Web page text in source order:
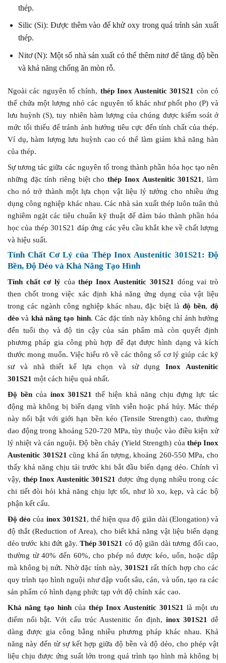
thép.
Silic (Si): Được thêm vào để khử oxy trong quá trình sản xuất
thép.
Nitơ (N): Một số nhà sản xuất có thể thêm nitơ để tăng độ bền
và khả năng chống ăn mòn rỗ.
Ngoài các nguyên tố chính, thép Inox Austenitic 301S21 còn có
thể chứa một lượng nhỏ các nguyên tố khác như phốt pho (P) và
lưu huỳnh (S), tuy nhiên hàm lượng của chúng được kiểm soát ở
mức tối thiểu để tránh ảnh hưởng tiêu cực đến tính chất của thép.
Ví dụ, hàm lượng lưu huỳnh cao có thể làm giảm khả năng hàn
của thép.
Sự tương tác giữa các nguyên tố trong thành phần hóa học tạo nên
những đặc tính riêng biệt chothép Inox Austenitic 301S21 , làm
cho nó trở thành một lựa chọn vật liệu lý tưởng cho nhiều ứng
dụng công nghiệp khác nhau. Các nhà sản xuất thép luôn tuân thủ
nghiêm ngặt các tiêu chuẩn kỹ thuật để đảm bảo thành phần hóa
học của thép 301S21 đáp ứng các yêu cầu khắt khe về chất lượng
và hiệu suất.
Tính Chất Cơ Lý của Thép Inox Austenitic 301S21: Độ
Bền, Độ Dẻo và Khả Năng Tạo Hình
Tính chất cơ lýcủathép Inox Austenitic 301S21 đóng vai trò
then chốt trong việc xác định khả năng ứng dụng của vật liệu
trong các ngành công nghiệp khác nhau, đặc biệt làđộ bền,độ
dẻo và khả năng tạo hình. Các đặc tính này không chỉ ảnh hưởng
đến tuổi thọ và độ tin cậy của sản phẩm mà còn quyết định
phương pháp gia công phù hợp để đạt được hình dạng và kích
thước mong muốn. Việc hiểu rõ về các thông số cơ lý giúp các kỹ
sư và nhà thiết kế lựa chọn và sử dụngInox Austenitic
301S21 một cách hiệu quả nhất.
Độ bềncủa inox 301S21 thể hiện khả năng chịu đựng lực tác
động mà không bị biến dạng vĩnh viễn hoặc phá hủy. Mác thép
này nổi bật với giới hạn bền kéo (Tensile Strength) cao, thường
dao động trong khoảng 520-720 MPa, tùy thuộc vào điều kiện xử
lý nhiệt và cán nguội. Độ bền chảy (Yield Strength) của thép Inox
Austenitic 301S21 cũng khá ấn tượng, khoảng 260-550 MPa, cho
thấy khả năng chịu tải trước khi bắt đầu biến dạng dẻo. Chính vì
vậy, thép Inox Austenitic 301S21 được ứng dụng nhiều trong các
chi tiết đòi hỏi khả năng chịu lực tốt, như lò xo, kẹp, và các bộ
phận kết cấu.
Độ dẻo của inox 301S21, thể hiện qua độ giãn dài (Elongation) và
độ thắt (Reduction of Area), cho biết khả năng vật liệu biến dạng
dẻo trước khi đứt gãy. Thép 301S21 có độ giãn dài tương đối cao,
thường từ 40% đến 60%, cho phép nó được kéo, uốn, hoặc dập
mà không bị nứt. Nhờ đặc tính này, 301S21 rất thích hợp cho các
quy trình tạo hình nguội như dập vuốt sâu, cán, và uốn, tạo ra các
sản phẩm có hình dạng phức tạp với độ chính xác cao.
Khả năng tạo hình của thép Inox Austenitic 301S21 là một ưu
điểm nổi bật. Với cấu trúc Austenitic ổn định, inox 301S21 dễ
dàng được gia công bằng nhiều phương pháp khác nhau. Khả
năng này đến từ sự kết hợp giữa độ bền và độ dẻo, cho phép vật
liệu chịu được ứng suất lớn trong quá trình tạo hình mà không bị